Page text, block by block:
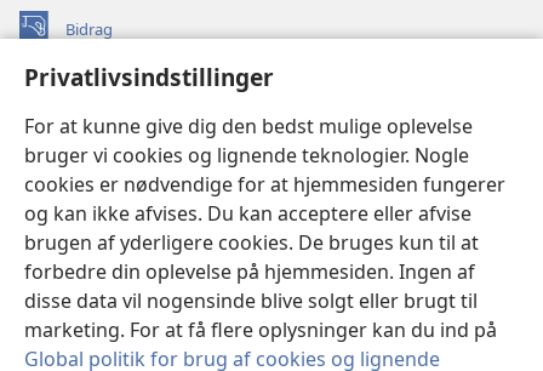
Privatlivsindstillinger
For at kunne give dig den bedst mulige oplevelse
bruger vi cookies og lignende teknologier. Nogle
cookies er nødvendige for at hjemmesiden fungerer
og kan ikke afvises. Du kan acceptere eller afvise
brugen af yderligere cookies. De bruges kun til at
forbedre din oplevelse på hjemmesiden. Ingen af
disse data vil nogensinde blive solgt eller brugt til
marketing. For at få flere oplysninger kan du ind på
Global politik for brug af cookies og lignende
Bidrag
(åbner
vindue)Watchtower ONLINE LIBRARY™
nyt
vindue)JW Hub
(åbner
nyt
vindue)JW Library
Watchtower Library